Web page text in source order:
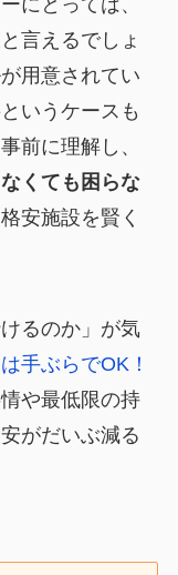
にとっては、
言えるでしょ
用意されてい
いうケースも
前に理解し、
くても困らな
安施設を賢く
るのか」が気
手ぶらでOK！
や最低限の持
がだいぶ減る